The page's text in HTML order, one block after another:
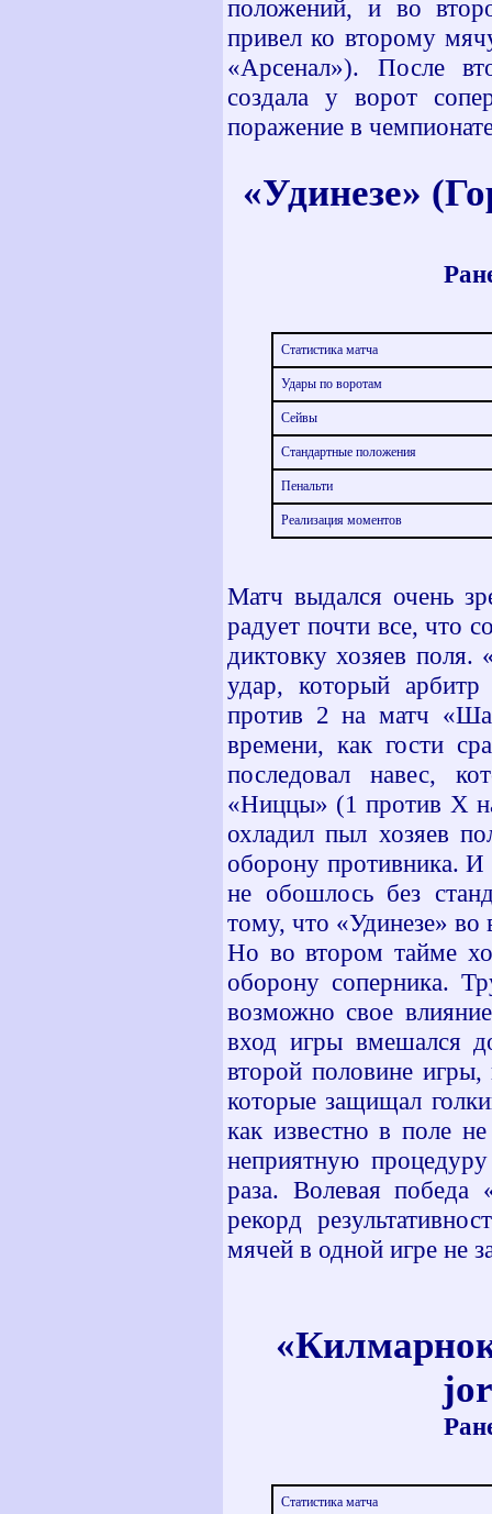
положений, и во
привел ко второму
«Арсенал»). После
создала у ворот
поражение в
«Удинезе»
Статистика матча
Удары по воротам
Сейвы
Стандартные положения
Пенальти
Реализация моментов
Матч выдался очень
радует почти все, что
диктовку хозяев поля.
удар, который
против 2 на матч
времени, как гости
последовал навес,
«Ниццы» (1 против Х
охладил пыл хозяев
оборону противника. И
не обошлось без
тому, что «Удинезе» во
Но во втором тайме
оборону соперника.
возможно свое
вход игры вмешался
второй половине
которые защищал
как известно в поле
неприятную
раза. Волевая
рекорд
мячей в одной игре не
Статистика матча